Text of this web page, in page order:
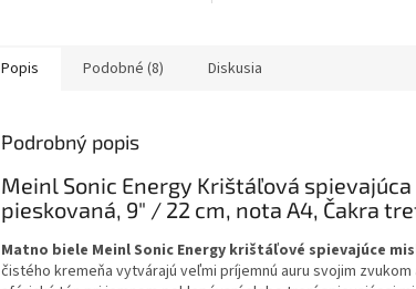
Popis Podobné (8) Diskusia
Podrobný popis
Meinl Sonic Energy Krištáľová
pieskovaná, 9" / 22 cm, nota A4, Čakra
Matno biele Meinl Sonic Energy krištáľové spievajúce
čistého kremeňa vytvárajú veľmi príjemnú auru svojim